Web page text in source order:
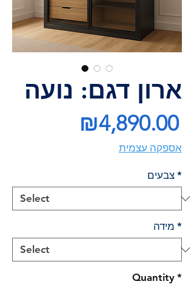
ארון דגם: נועה
₪4,890.00
אספקה עצמית
צבעים *
מידה *
Quantity *